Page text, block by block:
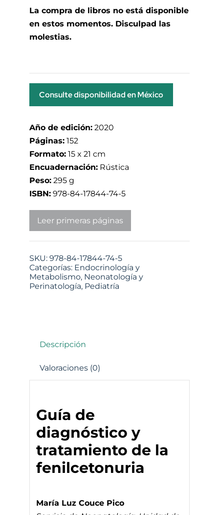
La compra de libros no está disponible
en estos momentos. Disculpad las
molestias.
Consulte disponibilidad en México
Año de edición: 2020
Páginas: 152
Formato: 15 x 21 cm
Encuadernación: Rústica
Peso: 295 g
ISBN: 978-84-17844-74-5
Leer primeras páginas
SKU: 978-84-17844-74-5
Categorías: Endocrinología y
Metabolismo, Neonatología y
Perinatología, Pediatría
Descripción
Valoraciones (0)
Guía de
diagnóstico y
tratamiento de la
fenilcetonuria
María Luz Couce Pico